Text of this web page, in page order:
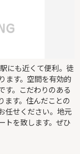
にも近くて便利。徒
ます。空間を有効的
す。こだわりのある
ます。住んだことの
任せください。地元
トを致します。ぜひ